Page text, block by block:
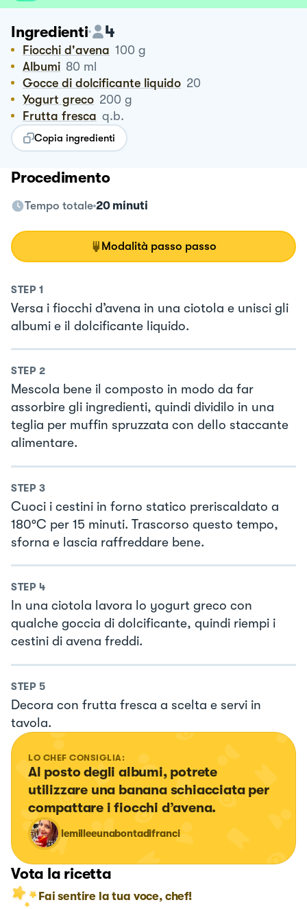
Ingredienti 4
Fiocchi d'avena 100 g
Albumi 80 ml
Gocce di dolcificante liquido 20
Yogurt greco 200 g
Frutta fresca q.b.
Copia ingredienti
Procedimento
Tempo totale 20 minuti
Modalità passo passo
STEP 1
Versa i fiocchi d’avena in una ciotola e unisci gli
albumi e il dolcificante liquido.
STEP 2
Mescola bene il composto in modo da far
assorbire gli ingredienti, quindi dividilo in una
teglia per muffin spruzzata con dello staccante
alimentare.
STEP 3
Cuoci i cestini in forno statico preriscaldato a
180°C per 15 minuti. Trascorso questo tempo,
sforna e lascia raffreddare bene.
STEP 4
In una ciotola lavora lo yogurt greco con
qualche goccia di dolcificante, quindi riempi i
cestini di avena freddi.
STEP 5
Decora con frutta fresca a scelta e servi in
tavola.
LO CHEF CONSIGLIA:
Al posto degli albumi, potrete
utilizzare una banana schiacciata per
compattare i fiocchi d’avena.
lemilleeunabontadifranci
Vota la ricetta
Fai sentire la tua voce, chef!